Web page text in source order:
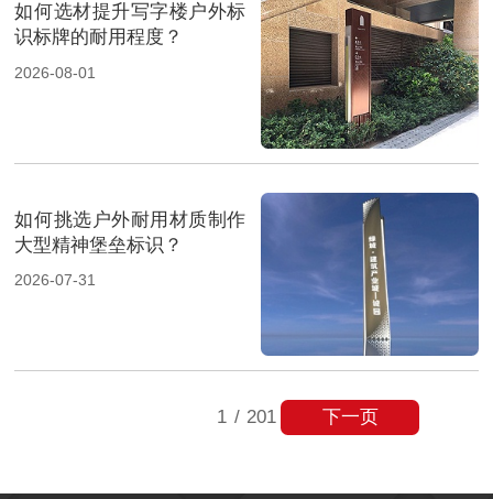
如何选材提升写字楼户外标
识标牌的耐用程度？
2026-08-01
如何挑选户外耐用材质制作
大型精神堡垒标识？
2026-07-31
1 / 201 下一页